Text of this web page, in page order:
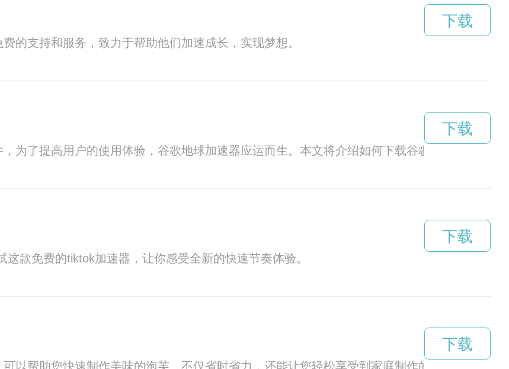
的支持和服务，致力于帮助他们加速成长，实现梦想。
下载
为了提高用户的使用体验，谷歌地球加速器应运而生。本文将介绍如何下载谷歌地球加速器以
下载
款免费的tiktok加速器，让你感受全新的快速节奏体验。
下载
以帮助您快速制作美味的泡芙。不仅省时省力，还能让您轻松享受到家庭制作的乐趣。
下载